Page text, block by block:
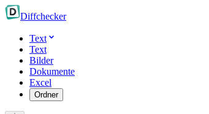
Diffchecker
Text
Text
Bilder
Dokumente
Excel
Ordner